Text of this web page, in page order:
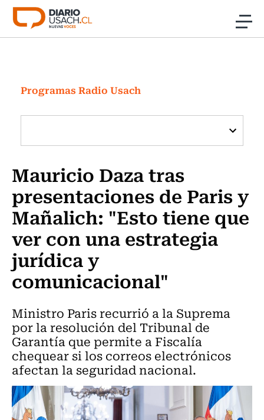
Click acá para ir directamente al contenido
Investigación
Cultura
Programas Radio y TV Usach
Programas Radio Usach
Mauricio Daza tras
presentaciones de Paris y
Mañalich: "Esto tiene que
ver con una estrategia
jurídica y
comunicacional"
Ministro Paris recurrió a la Suprema
por la resolución del Tribunal de
Garantía que permite a Fiscalía
chequear si los correos electrónicos
afectan la seguridad nacional.